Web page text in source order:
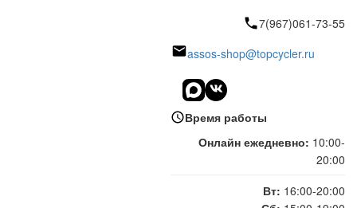
7(967)061-73-55
assos-shop@topcycler.ru
Время работы
Онлайн ежедневно: 10:00-
20:00
Вт: 16:00-20:00